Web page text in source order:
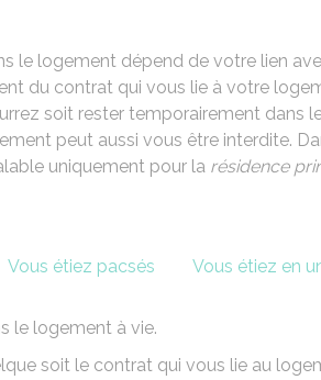
le logement dépend de votre lien
du contrat qui vous lie à votre
soit rester temporairement dans
peut aussi vous être interdite.
uniquement pour la résidence
Vous étiez pacsés Vous étiez en
le logement à vie.
soit le contrat qui vous lie au